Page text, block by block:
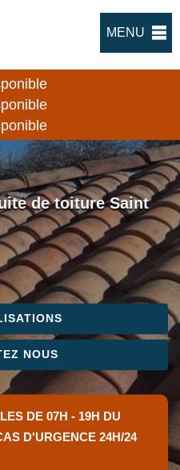
MENU
de toiture Saint
NOUS
DE 07H - 19H DU
D'URGENCE 24H/24